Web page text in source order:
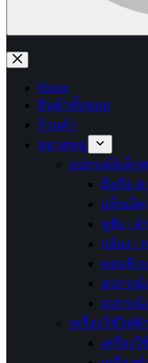
No
results
Home
สินค้าทั้งหมด
ร้านค้า
หมวดหมู่
อุปกรณ์อิเล็ก
มือถือ &
แท็บเล็ต
หูฟัง / ล
กล้อง /
คอมพิว
อุปกรณ์
อุปกรณ์
เครื่องใช้ไฟฟ้า
เครื่องใ